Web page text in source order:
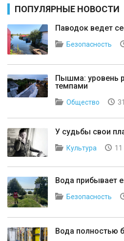
ПОПУЛЯРНЫЕ НОВОСТИ
Паводок ведет
Безопасность
Пышма: уровень
темпами
Общество
У судьбы свои
Культура 11
Вода прибывает
Безопасность
Вода полностью